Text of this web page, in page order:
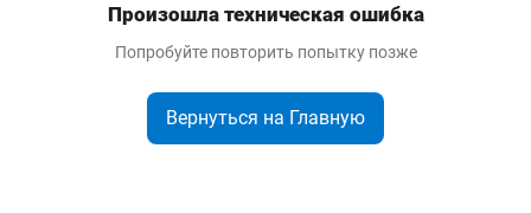
Произошла техническая ошибка
Попробуйте повторить попытку позже
Вернуться на Главную